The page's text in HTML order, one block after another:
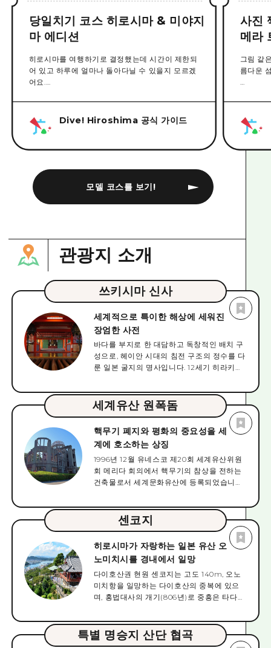
당일치기 코스 히로시마 & 미야지
마 에디션
히로시마를 여행하기로 결정했는데 시간이 제한되
어 있고 하루에 얼마나 돌아다닐 수 있을지 모르겠
어요.
나는 우유부단한 성격을 가지고 있으며 항상 여행
에 너무 많은 시간을 할애합니다.좋은 소식입니다.
간 한정이라도 히로시마를 만끽할 수 있습니다.
히로시마에서 실패하지 않는 모델 코스 “히로시마
& 미야지마 편”을 소개합니다.
Dive! Hiroshima 공식 가이드
사진
메라
그림 같
름다운
마을 풍
있습니
풍경도
모델 코스를 보기!
관광지 소개
쓰키시마 신사
세계적으로 특이한 해상에 세워진
장엄한 사전
바다를 부지로 한 대담하고 독창적인 배치 구
성으로, 헤이안 시대의 침전 구조의 정수를 다
룬 일본 굴지의 명사입니다. 12세기 히라키요
다. 얕은 바닷가에있는 경내는 만조시에는 바
다에 떠있는 것 같은 우아한 광경입니다. 배후
에 퍼지는 녹색과의 대비도 각별한 아름다움
입니다. 1996년 세계유산에 등록되었습니다.
세계유산 원폭돔
핵무기 폐지와 평화의 중요성을 세
계에 호소하는 상징
1996년 12월 유네스코 제20회 세계유산위원
회 메리다 회의에서 핵무기의 참상을 전하는
건축물로서 세계문화유산에 등록되었습니다.
타르입니다. 원폭 돔은 1915년에 히로시마현
내의 물산품의 전시·판매를 하는 시설로서 세
워졌고, 히로시마현 미술 전람회나 박람회도
개최되고 있었습니다. 설립 당초는 「히로시마
현 물산 진열관」이라고 하는 명칭이었습니다
만, 그 후 「히로시마 현립 상품 진열소」, 1933
년에는 「히로시마현 산업 장려관」으로 개칭
되고 있습니다. 설계자는 체코의 건축가 양 레
틀 씨로, 구조는 일부 철골을 사용한 벽돌조,
습니다. 전체는 3층건으로, 정면 중앙 부분에
5층건의 계단실, 그 위에 동판의 타원형 돔(장
축 약 11m, 단축 약 8m, 높이 4m)이 실려 있
센코지
히로시마가 자랑하는 일본 유산 오
노미치시를 경내에서 일망
다이호산권 현원 센코지는 고도 140m, 오노
미치항을 일망하는 다이호산의 중복에 있으
며, 홍법대사의 개기(806년)로 중흥은 타다
조의 주홍색 본당(1686년)은 일명 '아카도'라
고도 불리며 하야시 부미코도 방랑기 속에서
'붉은 센코지의 탑이 보인다'고 쓰고 있습니
특별 명승지 산단 협곡